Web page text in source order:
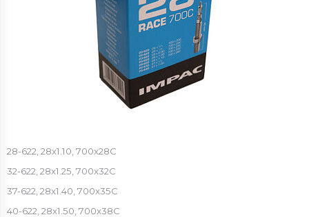
28-622, 28x1.10, 700x28C
32-622, 28x1.25, 700x32C
37-622, 28x1.40, 700x35C
40-622, 28x1.50, 700x38C